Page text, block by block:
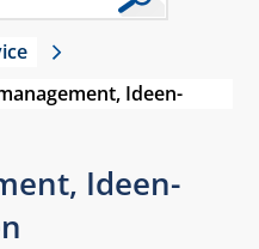
Ideen-
Ideen-